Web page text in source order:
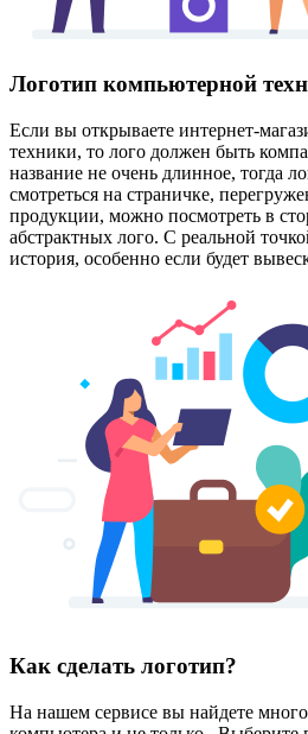
Логотип компьютерной
Если вы открываете интернет-
техники, то лого должен быть
название не очень длинное, тогда
смотреться на страничке,
продукции, можно посмотреть в
абстрактных лого. С реальной
история, особенно если будет
Как сделать логотип?
На нашем сервисе вы найдете